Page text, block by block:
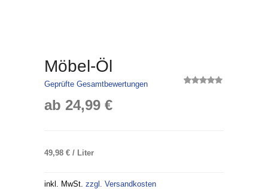
Möbel-Öl
Geprüfte Gesamtbewertungen
ab 24,99 €
49,98 € / Liter
inkl. MwSt. zzgl. Versandkosten